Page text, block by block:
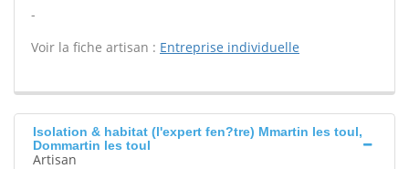
-
Voir la fiche artisan : Entreprise individuelle
Isolation & habitat (l'expert fen?tre) Mmartin les toul,
Dommartin les toul
Artisan